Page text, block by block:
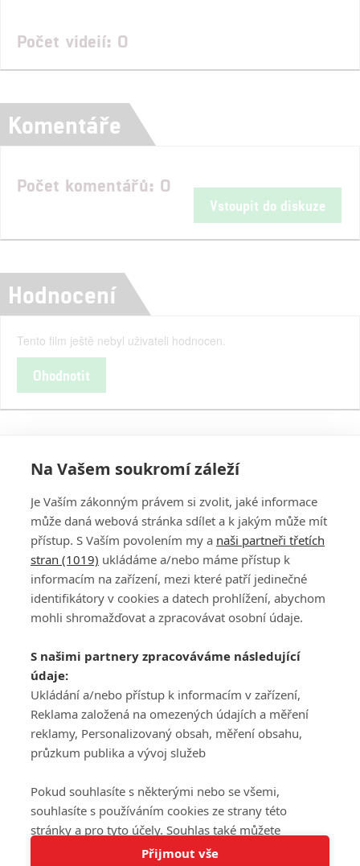
Tato stránka používá soubory cookies.
Počet videií: 0
Komentáře
Počet komentářů: 0
Vstoupit do diskuze
Hodnocení
Tento film ještě nebyl uživateli hodnocen.
Ohodnotit
PŘIHLÁSIT
REGISTROVAT
DISKUZE
Šéfredaktorkou webu jePetr Slavík, e-mailserialy@fandimefilmu.cz
Máte-li zájem o inzerci na našem webu napište nám na e-mail
studio@koncal.com
Ochrana osobních údajů|Zásady používání cookies |Pravidla webu
Upravit nastavení soukromí
© 2016 – 2026 FandimeSerialum.cz / All rights reserved /
Na Vašem soukromí záleží
Je Vaším zákonným právem si zvolit, jaké informace
může daná webová stránka sdílet a k jakým může mít
přístup. S Vaším povolením my a naši partneři třetích
stran (1019) ukládáme a/nebo máme přístup k
informacím na zařízení, mezi které patří jedinečné
identifikátory v cookies a datech prohlížení, abychom
mohli shromažďovat a zpracovávat osobní údaje.
S našimi partnery zpracováváme následující
údaje:
Ukládání a/nebo přístup k informacím v zařízení,
Reklama založená na omezených údajích a měření
reklamy, Personalizovaný obsah, měření obsahu,
průzkum publika a vývoj služeb
Pokud souhlasíte s některými nebo se všemi,
souhlasíte s používáním cookies ze strany této
stránky a pro tyto účely. Souhlas také můžete
odmítnout, ale v takovém případě vám na stránce
Přijmout vše